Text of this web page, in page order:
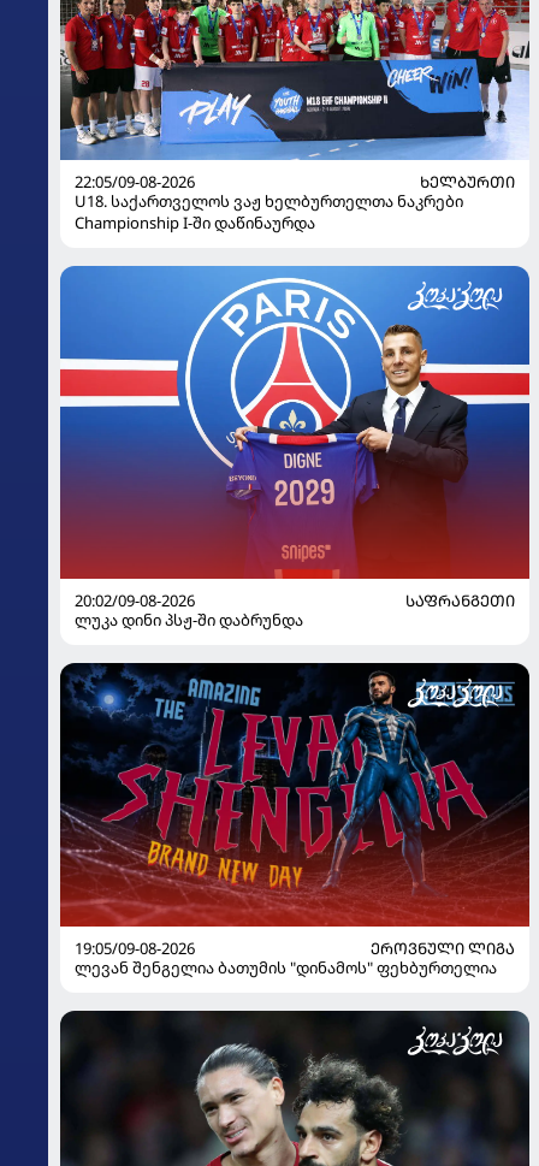
22:05/09-08-2026
ᲮᲔᲚᲑᲣᲠᲗᲘ
U18. საქართველოს ვაჟ ხელბურთელთა ნაკრები
Championship I-ში დაწინაურდა
20:02/09-08-2026
ᲡᲐᲤᲠᲐᲜᲒᲔᲗᲘ
ლუკა დინი პსჟ-ში დაბრუნდა
19:05/09-08-2026
ᲔᲠᲝᲕᲜᲣᲚᲘ ᲚᲘᲒᲐ
ლევან შენგელია ბათუმის "დინამოს" ფეხბურთელია